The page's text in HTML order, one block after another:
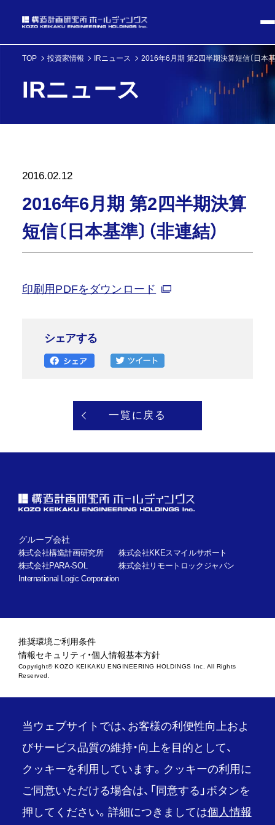
TOP 投資家情報 IRニュース 2016年6月期 第2四半期決算短信〔日本基
IRニュース
2016.02.12
2016年6月期 第2四半期決算
短信〔日本基準〕（非連結）
印刷用PDFをダウンロード
シェアする
一覧に戻る
グループ会社
株式会社構造計画研究所
株式会社KKEスマイルサポート
株式会社PARA-SOL
株式会社リモートロックジャパン
International Logic Corporation
推奨環境ご利用条件
情報セキュリティ・個人情報基本方針
Copyright© KOZO KEIKAKU ENGINEERING HOLDINGS Inc. All Rights
Reserved.
当ウェブサイトでは、お客様の利便性向上およ
びサービス品質の維持・向上を目的として、
クッキーを利用しています。クッキーの利用に
ご同意いただける場合は、「同意する」ボタンを
押してください。詳細につきましては個人情報